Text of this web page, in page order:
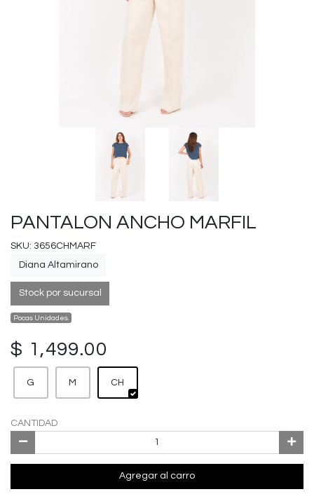
PANTALON ANCHO MARFIL
SKU: 3656CHMARF
Diana Altamirano
Stock por sucursal
Pocas Unidades.
$ 1,499.00
G M CH
CANTIDAD
Agregar al carro